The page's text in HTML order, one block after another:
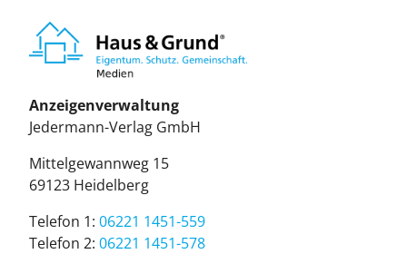
Anzeigenverwaltung
Je­der­mann-Ver­lag GmbH
Mit­tel­ge­wann­weg 15
69123 Hei­del­berg
Telefon 1: 06221 1451-559
Telefon 2: 06221 1451-578